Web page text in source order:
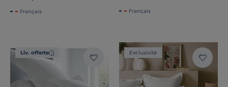
Français Français
Liv. offerte Exclusivité